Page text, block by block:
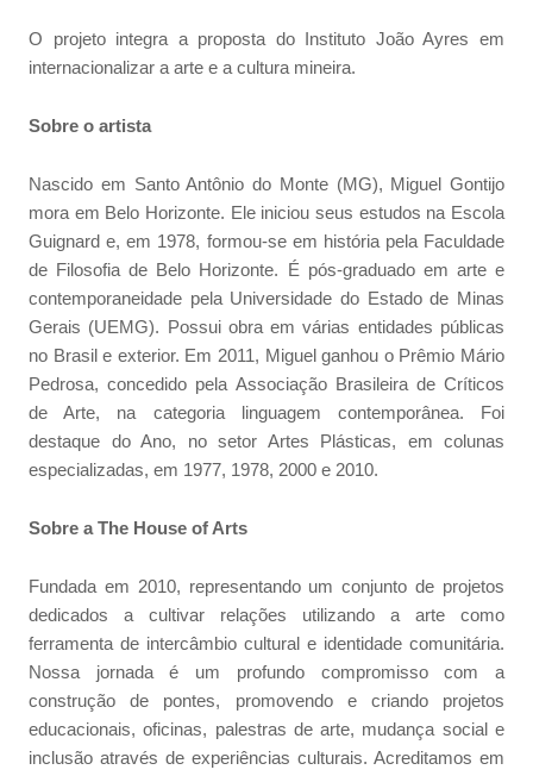
O projeto integra a proposta do Instituto João Ayres em
internacionalizar a arte e a cultura mineira.
Sobre o artista
Nascido em Santo Antônio do Monte (MG), Miguel Gontijo
mora em Belo Horizonte. Ele iniciou seus estudos na Escola
Guignard e, em 1978, formou-se em história pela Faculdade
de Filosofia de Belo Horizonte. É pós-graduado em arte e
contemporaneidade pela Universidade do Estado de Minas
Gerais (UEMG). Possui obra em várias entidades públicas
no Brasil e exterior. Em 2011, Miguel ganhou o Prêmio Mário
Pedrosa, concedido pela Associação Brasileira de Críticos
de Arte, na categoria linguagem contemporânea. Foi
destaque do Ano, no setor Artes Plásticas, em colunas
especializadas, em 1977, 1978, 2000 e 2010.
Sobre a The House of Arts
Fundada em 2010, representando um conjunto de projetos
dedicados a cultivar relações utilizando a arte como
ferramenta de intercâmbio cultural e identidade comunitária.
Nossa jornada é um profundo compromisso com a
construção de pontes, promovendo e criando projetos
educacionais, oficinas, palestras de arte, mudança social e
inclusão através de experiências culturais. Acreditamos em